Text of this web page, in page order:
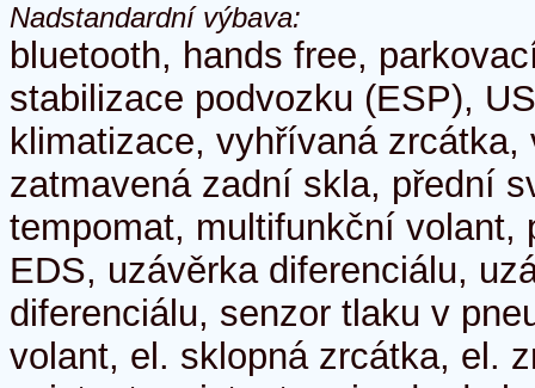
Nadstandardní výbava:
bluetooth, hands free,
stabilizace podvozku (ESP),
klimatizace, vyhřívaná
zatmavená zadní skla, přední
tempomat, multifunkční volant,
EDS, uzávěrka diferenciálu,
diferenciálu, senzor tlaku v
volant, el. sklopná zrcátka, el.